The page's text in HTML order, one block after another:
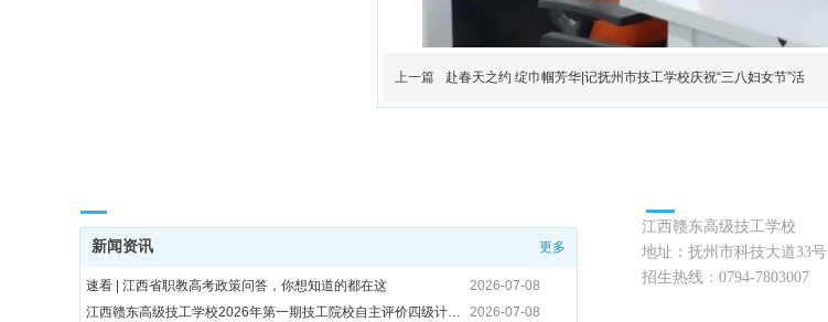
上一篇 赴春天之约 绽巾帼芳华|记抚州市技工学校庆祝“三八妇女节”活
新闻资讯 更多
2026-07-08
速看 | 江西省职教高考政策问答，你想知道的都在这
2026-07-08
江西赣东高级技工学校2026年第一期技工院校自主评价四级计算机维修工考试成绩公示
江西赣东高级技工学校
地址： 抚州市科技大道33号
招生热线：0794-7803007